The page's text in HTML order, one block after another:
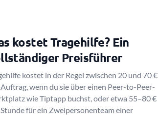
kostet Tragehilfe? Ein
Preisführer
kostet in der Regel zwischen 20 und 70 €
wenn du sie über einen Peer-to-Peer-
wie Tiptapp buchst, oder etwa 55–80 €
für ein Zweipersonenteam einer